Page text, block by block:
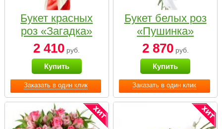
Заказать в один клик
Букет красных
роз «Загадка»
2 410 руб.
Купить
Заказать в один клик
Букет белых роз
«Пушинка»
2 870руб.
Купить